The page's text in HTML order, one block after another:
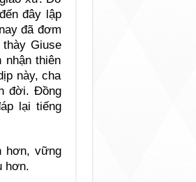
đây lập
đã đơm
Giuse
thiên
này, cha
đời. Đồng
lại tiếng
hơn, vững
hơn.